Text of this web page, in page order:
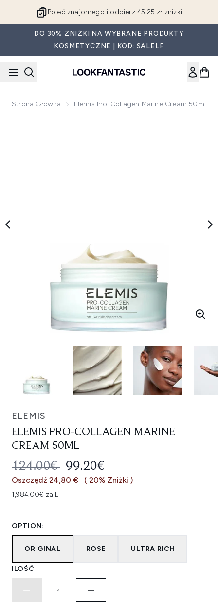
Poleć znajomego i odbierz 45.25 zł zniżki
DO 30% ZNIŻKI NA WYBRANE PRODUKTY
KOSMETYCZNE | KOD: SALELF
Strona Główna Elemis Pro-Collagen Marine Cream 50ml
ELEMIS
ELEMIS PRO-COLLAGEN MARINE
CREAM 50ML
SUGEROWANA CENA
124.00€ AKTUALNA CENA:
99.20€
Oszczędź 24,80 € ( 20% Zniżki )
1,984.00€ za L
OPTION:
ORIGINAL ROSE ULTRA RICH
ILOŚĆ